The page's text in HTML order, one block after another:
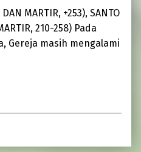
MARTIR, +253), SANTO
210-258) Pada
Gereja masih mengalami